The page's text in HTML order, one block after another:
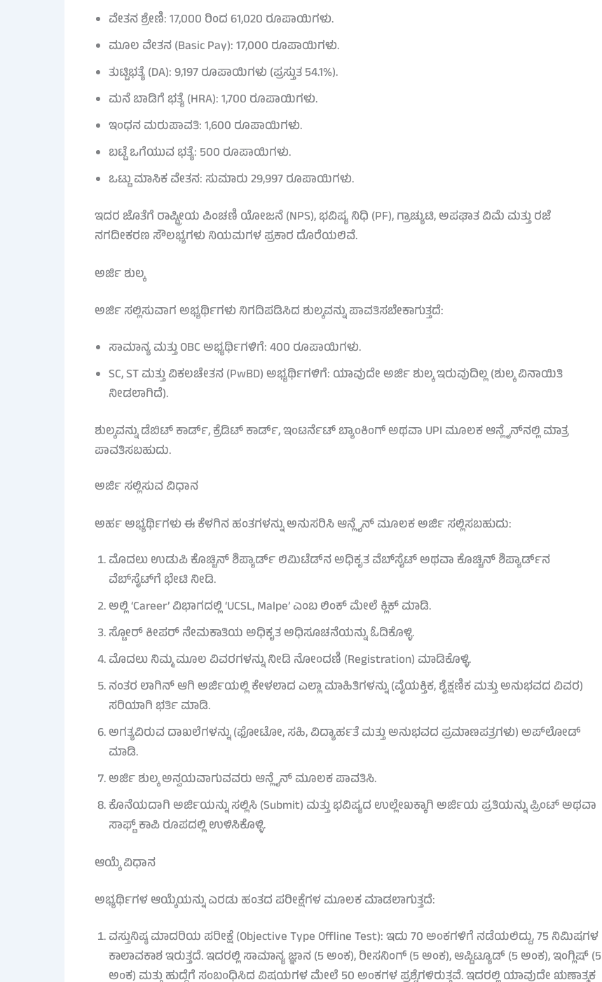
ವೇತನ ಶ್ರೇಣಿ: 17,000 ರಿಂದ 61,020 ರೂಪಾಯಿಗಳು.
ಮೂಲ ವೇತನ (Basic Pay): 17,000 ರೂಪಾಯಿಗಳು.
ತುಟ್ಟಿಭತ್ಯೆ (DA): 9,197 ರೂಪಾಯಿಗಳು (ಪ್ರಸ್ತುತ 54.1%).
ಮನೆ ಬಾಡಿಗೆ ಭತ್ಯೆ (HRA): 1,700 ರೂಪಾಯಿಗಳು.
ಇಂಧನ ಮರುಪಾವತಿ: 1,600 ರೂಪಾಯಿಗಳು.
ಬಟ್ಟೆ ಒಗೆಯುವ ಭತ್ಯೆ: 500 ರೂಪಾಯಿಗಳು.
ಒಟ್ಟು ಮಾಸಿಕ ವೇತನ: ಸುಮಾರು 29,997 ರೂಪಾಯಿಗಳು.
ಇದರ ಜೊತೆಗೆ ರಾಷ್ಟ್ರೀಯ ಪಿಂಚಣಿ ಯೋಜನೆ (NPS), ಭವಿಷ್ಯ ನಿಧಿ (PF), ಗ್ರಾಚ್ಯುಟಿ, ಅಪಘಾತ ವಿಮೆ ಮತ್ತು ರಜೆ
ನಗದೀಕರಣ ಸೌಲಭ್ಯಗಳು ನಿಯಮಗಳ ಪ್ರಕಾರ ದೊರೆಯಲಿವೆ.
ಅರ್ಜಿ ಶುಲ್ಕ
ಅರ್ಜಿ ಸಲ್ಲಿಸುವಾಗ ಅಭ್ಯರ್ಥಿಗಳು ನಿಗದಿಪಡಿಸಿದ ಶುಲ್ಕವನ್ನು ಪಾವತಿಸಬೇಕಾಗುತ್ತದೆ:
ಸಾಮಾನ್ಯ ಮತ್ತು OBC ಅಭ್ಯರ್ಥಿಗಳಿಗೆ: 400 ರೂಪಾಯಿಗಳು.
SC, ST ಮತ್ತು ವಿಕಲಚೇತನ (PwBD) ಅಭ್ಯರ್ಥಿಗಳಿಗೆ: ಯಾವುದೇ ಅರ್ಜಿ ಶುಲ್ಕ ಇರುವುದಿಲ್ಲ (ಶುಲ್ಕ ವಿನಾಯಿತಿ
ನೀಡಲಾಗಿದೆ).
ಶುಲ್ಕವನ್ನು ಡೆಬಿಟ್ ಕಾರ್ಡ್, ಕ್ರೆಡಿಟ್ ಕಾರ್ಡ್, ಇಂಟರ್ನೆಟ್ ಬ್ಯಾಂಕಿಂಗ್ ಅಥವಾ UPI ಮೂಲಕ ಆನ್ಲೈನ್‌ನಲ್ಲಿ ಮಾತ್ರ
ಪಾವತಿಸಬಹುದು.
ಅರ್ಜಿ ಸಲ್ಲಿಸುವ ವಿಧಾನ
ಅರ್ಹ ಅಭ್ಯರ್ಥಿಗಳು ಈ ಕೆಳಗಿನ ಹಂತಗಳನ್ನು ಅನುಸರಿಸಿ ಆನ್ಲೈನ್ ಮೂಲಕ ಅರ್ಜಿ ಸಲ್ಲಿಸಬಹುದು:
ಮೊದಲು ಉಡುಪಿ ಕೊಚ್ಚಿನ್ ಶಿಪ್ಯಾರ್ಡ್ ಲಿಮಿಟೆಡ್‌ನ ಅಧಿಕೃತ ವೆಬ್‌ಸೈಟ್ ಅಥವಾ ಕೊಚ್ಚಿನ್ ಶಿಪ್ಯಾರ್ಡ್‌ನ
ವೆಬ್‌ಸೈಟ್‌ಗೆ ಭೇಟಿ ನೀಡಿ.
ಅಲ್ಲಿ ‘Career’ ವಿಭಾಗದಲ್ಲಿ ‘UCSL, Malpe’ ಎಂಬ ಲಿಂಕ್ ಮೇಲೆ ಕ್ಲಿಕ್ ಮಾಡಿ.
ಸ್ಟೋರ್ ಕೀಪರ್ ನೇಮಕಾತಿಯ ಅಧಿಕೃತ ಅಧಿಸೂಚನೆಯನ್ನು ಓದಿಕೊಳ್ಳಿ.
ಮೊದಲು ನಿಮ್ಮ ಮೂಲ ವಿವರಗಳನ್ನು ನೀಡಿ ನೋಂದಣಿ (Registration) ಮಾಡಿಕೊಳ್ಳಿ.
ನಂತರ ಲಾಗಿನ್ ಆಗಿ ಅರ್ಜಿಯಲ್ಲಿ ಕೇಳಲಾದ ಎಲ್ಲಾ ಮಾಹಿತಿಗಳನ್ನು (ವೈಯಕ್ತಿಕ, ಶೈಕ್ಷಣಿಕ ಮತ್ತು ಅನುಭವದ ವಿವರ)
ಸರಿಯಾಗಿ ಭರ್ತಿ ಮಾಡಿ.
ಅಗತ್ಯವಿರುವ ದಾಖಲೆಗಳನ್ನು (ಫೋಟೋ, ಸಹಿ, ವಿದ್ಯಾರ್ಹತೆ ಮತ್ತು ಅನುಭವದ ಪ್ರಮಾಣಪತ್ರಗಳು) ಅಪ್‌ಲೋಡ್
ಮಾಡಿ.
ಅರ್ಜಿ ಶುಲ್ಕ ಅನ್ವಯವಾಗುವವರು ಆನ್ಲೈನ್ ಮೂಲಕ ಪಾವತಿಸಿ.
ಕೊನೆಯದಾಗಿ ಅರ್ಜಿಯನ್ನು ಸಲ್ಲಿಸಿ (Submit) ಮತ್ತು ಭವಿಷ್ಯದ ಉಲ್ಲೇಖಕ್ಕಾಗಿ ಅರ್ಜಿಯ ಪ್ರತಿಯನ್ನು ಪ್ರಿಂಟ್ ಅಥವಾ
ಸಾಫ್ಟ್ ಕಾಪಿ ರೂಪದಲ್ಲಿ ಉಳಿಸಿಕೊಳ್ಳಿ.
ಆಯ್ಕೆ ವಿಧಾನ
ಅಭ್ಯರ್ಥಿಗಳ ಆಯ್ಕೆಯನ್ನು ಎರಡು ಹಂತದ ಪರೀಕ್ಷೆಗಳ ಮೂಲಕ ಮಾಡಲಾಗುತ್ತದೆ:
ವಸ್ತುನಿಷ್ಠ ಮಾದರಿಯ ಪರೀಕ್ಷೆ (Objective Type Offline Test): ಇದು 70 ಅಂಕಗಳಿಗೆ ನಡೆಯಲಿದ್ದು, 75 ನಿಮಿಷಗಳ
ಕಾಲಾವಕಾಶ ಇರುತ್ತದೆ. ಇದರಲ್ಲಿ ಸಾಮಾನ್ಯ ಜ್ಞಾನ (5 ಅಂಕ), ರೀಸನಿಂಗ್ (5 ಅಂಕ), ಆಪ್ಟಿಟ್ಯೂಡ್ (5 ಅಂಕ), ಇಂಗ್ಲಿಷ್ (5
ಅಂಕ) ಮತ್ತು ಹುದ್ದೆಗೆ ಸಂಬಂಧಿಸಿದ ವಿಷಯಗಳ ಮೇಲೆ 50 ಅಂಕಗಳ ಪ್ರಶ್ನೆಗಳಿರುತ್ತವೆ. ಇದರಲ್ಲಿ ಯಾವುದೇ ಋಣಾತ್ಮಕ